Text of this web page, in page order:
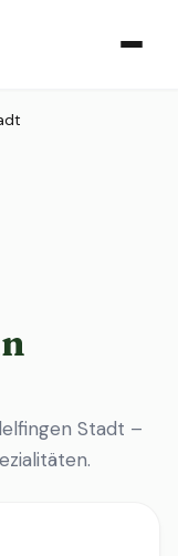
Stadt –